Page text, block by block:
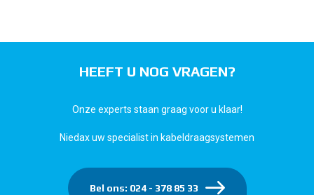
HEEFT U NOG VRAGEN?
Onze experts staan graag voor u klaar!
Niedax uw specialist in kabeldraagsystemen
Bel ons: 024 - 378 85 33